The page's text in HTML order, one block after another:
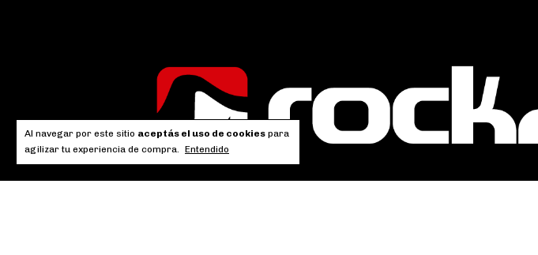
Al navegar por este sitio aceptás el uso de cookies para
agilizar tu experiencia de compra. Entendido